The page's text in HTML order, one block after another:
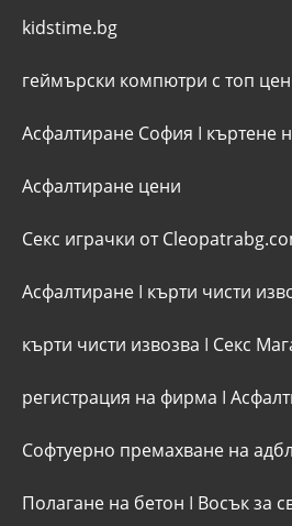
kidstime.bg
геймърски компютри с топ
Асфалтиране София I къртене
Асфалтиране цени
Секс играчки от
Асфалтиране I кърти чисти
кърти чисти извозва I Секс
регистрация на фирма I
Софтуерно премахване на
Полагане на бетон I Восък за